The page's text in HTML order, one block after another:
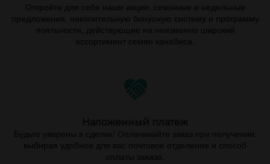
Откройте для себя наши акции, сезонные и недельные
предложения, накопительную бонусную систему и программу
лояльности, действующие на неизменно широкий
ассортимент семян канабиса.
Будьте уверены в сделке! Оплачивайте заказ при получении,
выбирая удобное для вас почтовое отделение и способ
оплаты заказа.